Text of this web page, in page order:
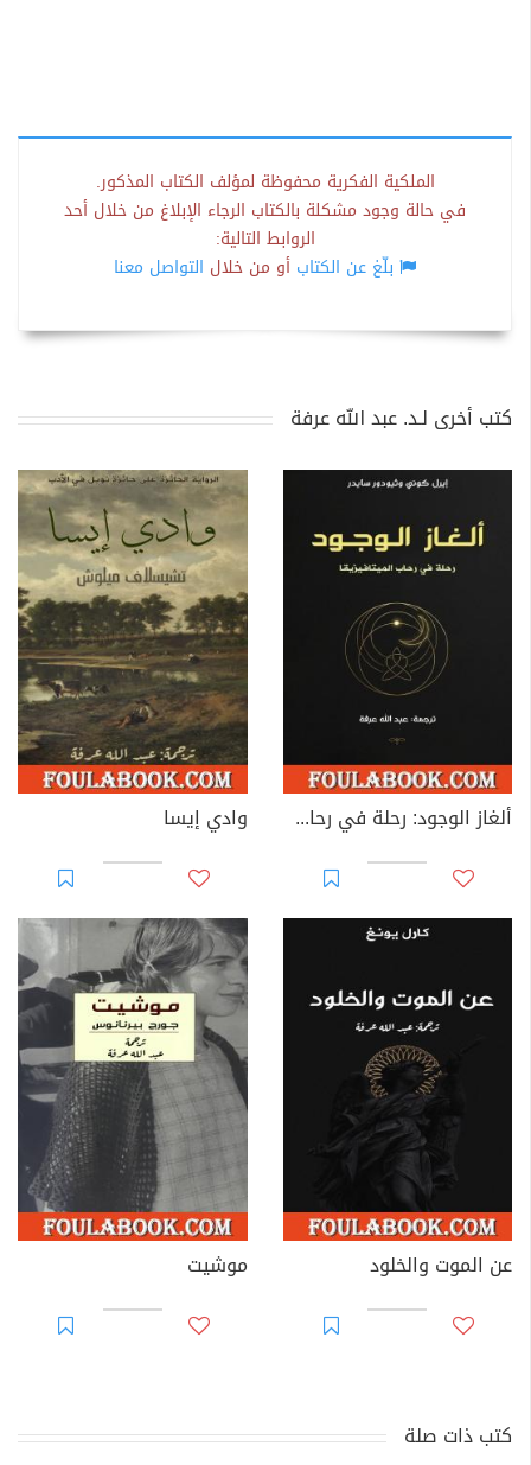
الملكية الفكرية محفوظة لمؤلف الكتاب المذكور.
في حالة وجود مشكلة بالكتاب الرجاء الإبلاغ من خلال أحد
الروابط التالية:
بلّغ عن الكتاب أو من خلال التواصل معنا
كتب أخرى لـد. عبد الله عرفة
ألغاز الوجود: رحلة في رحاب الميتافيزيقا وادي إيسا
عن الموت والخلود موشيت
كتب ذات صلة